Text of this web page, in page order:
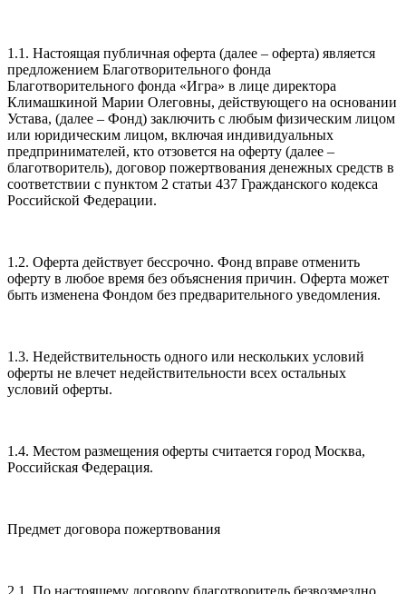
1.1. Настоящая публичная оферта (далее – оферта) является
предложением Благотворительного фонда
Благотворительного фонда «Игра» в лице директора
Климашкиной Марии Олеговны, действующего на основании
Устава, (далее – Фонд) заключить с любым физическим лицом
или юридическим лицом, включая индивидуальных
предпринимателей, кто отзовется на оферту (далее –
благотворитель), договор пожертвования денежных средств в
соответствии с пунктом 2 статьи 437 Гражданского кодекса
Российской Федерации.
1.2. Оферта действует бессрочно. Фонд вправе отменить
оферту в любое время без объяснения причин. Оферта может
быть изменена Фондом без предварительного уведомления.
1.3. Недействительность одного или нескольких условий
оферты не влечет недействительности всех остальных
условий оферты.
1.4. Местом размещения оферты считается город Москва,
Российская Федерация.
Предмет договора пожертвования
2.1. По настоящему договору благотворитель безвозмездно